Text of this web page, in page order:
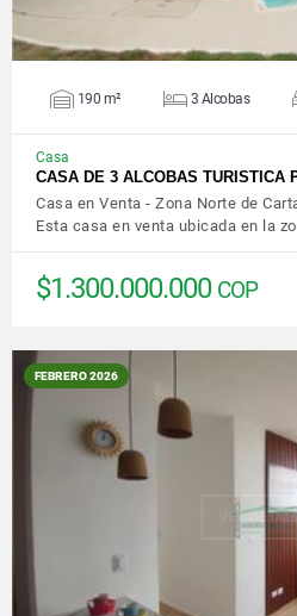
190 m² 3 Alcobas
Casa
CASA DE 3 ALCOBAS TURISTICA
Casa en Venta - Zona Norte de
Esta casa en venta ubicada en la
$1.300.000.000 COP
FEBRERO 2026
VER